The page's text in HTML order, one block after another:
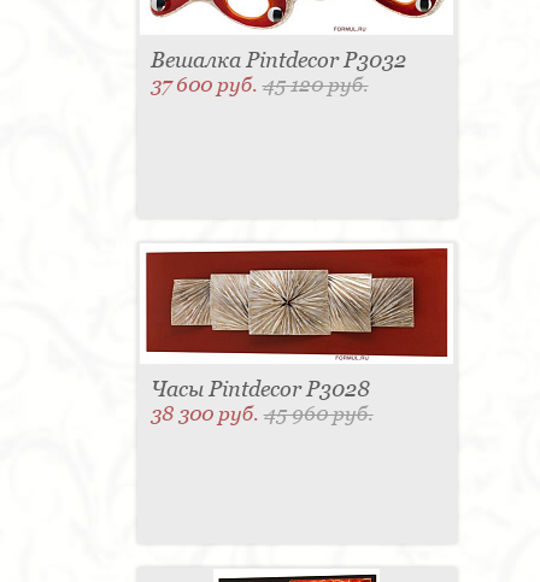
Вешалка Pintdecor P3032
37 600 руб.45 120 руб.
Часы Pintdecor P3028
38 300 руб.45 960 руб.